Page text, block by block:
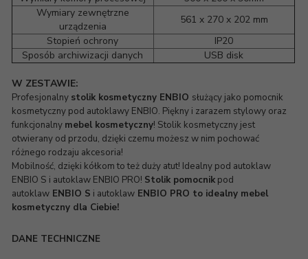
Wymiary zewnętrzne
urządzenia
561 x 270 x 202 mm
Stopień ochrony
IP20
Sposób archiwizacji danych
USB disk
W ZESTAWIE:
Profesjonalny stolik kosmetyczny ENBIO służący jako pomocnik
kosmetyczny pod autoklawy ENBIO. Piękny i zarazem stylowy oraz
funkcjonalny mebel kosmetyczny! Stolik kosmetyczny jest
otwierany od przodu, dzięki czemu możesz w nim pochować
różnego rodzaju akcesoria!
Mobilność, dzięki kółkom to też duży atut! Idealny pod autoklaw
ENBIO S i autoklaw ENBIO PRO! Stolik pomocnik pod
autoklaw ENBIO S i autoklaw ENBIO PRO to idealny mebel
kosmetyczny dla Ciebie!
DANE TECHNICZNE